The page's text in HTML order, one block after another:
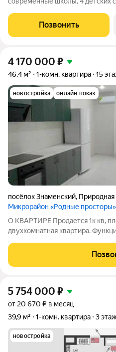
собственный пункт полиции.
дополнены специальным
Позвонить
4 170 000 ₽
46,4 м² 1-комн. квартира 15
новостройка онлайн показ
посёлок Знаменский, Природная
Микрорайон «Родные просторы»
О КВАРТИРЕ Продается 1к кв,
двухкомнатная квартира.
оборудован гардероб.
Квартира расположена на 15
5 754 000 ₽
от 20 670 ₽ в месяц
39,9 м²
1-комн. квартира 3
новостройка